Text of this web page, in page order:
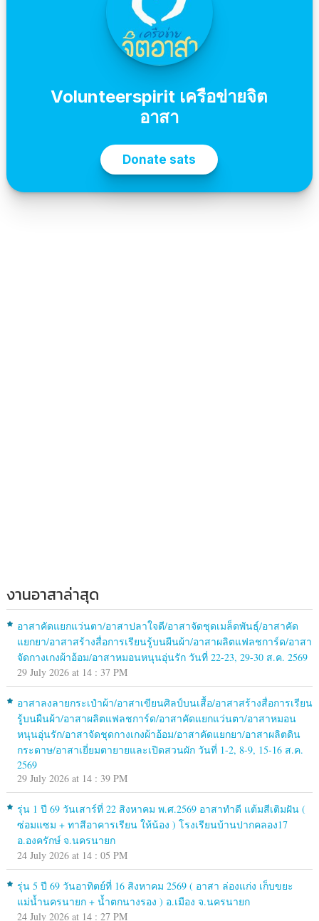
งานอาสาล่าสุด
อาสาคัดแยกแว่นตา/อาสาปลาใจดี/อาสาจัดชุดเมล็ดพันธุ์/อาสาคัด
แยกยา/อาสาสร้างสื่อการเรียนรู้บนผืนผ้า/อาสาผลิตแฟลชการ์ด/อาสา
จัดกางเกงผ้าอ้อม/อาสาหมอนหนุนอุ่นรัก วันที่ 22-23, 29-30 ส.ค. 2569
29 July 2026 at 14 : 37 PM
อาสาลงลายกระเป๋าผ้า/อาสาเขียนศิลป์บนเสื้อ/อาสาสร้างสื่อการเรียน
รู้บนผืนผ้า/อาสาผลิตแฟลชการ์ด/อาสาคัดแยกแว่นตา/อาสาหมอน
หนุนอุ่นรัก/อาสาจัดชุดกางเกงผ้าอ้อม/อาสาคัดแยกยา/อาสาผลิตดิน
กระดาษ/อาสาเยี่ยมตายายและเปิดสวนผัก วันที่ 1-2, 8-9, 15-16 ส.ค.
2569
29 July 2026 at 14 : 39 PM
รุ่น 1 ปี 69 วันเสาร์ที่ 22 สิงหาคม พ.ศ.2569 อาสาทำดี แต้มสีเติมฝัน (
ซ่อมแซม + ทาสีอาคารเรียน ให้น้อง ) โรงเรียนบ้านปากคลอง17
อ.องครักษ์ จ.นครนายก
24 July 2026 at 14 : 05 PM
รุ่น 5 ปี 69 วันอาทิตย์ที่ 16 สิงหาคม 2569 ( อาสา ล่องแก่ง เก็บขยะ
แม่น้ำนครนายก + น้ำตกนางรอง ) อ.เมือง จ.นครนายก
24 July 2026 at 14 : 27 PM